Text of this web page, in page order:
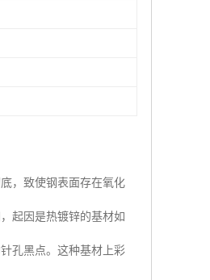
，致使钢表面存在氧化
起因是热镀锌的基材如
孔黑点。这种基材上彩